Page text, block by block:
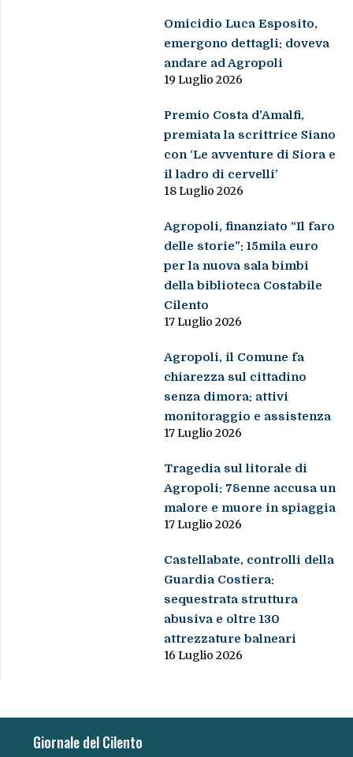
Omicidio Luca Esposito,
emergono dettagli: doveva
andare ad Agropoli
19 Luglio 2026
Premio Costa d’Amalfi,
premiata la scrittrice Siano
con ‘Le avventure di Siora e
il ladro di cervelli’
18 Luglio 2026
Agropoli, finanziato “Il faro
delle storie”: 15mila euro
per la nuova sala bimbi
della biblioteca Costabile
Cilento
17 Luglio 2026
Agropoli, il Comune fa
chiarezza sul cittadino
senza dimora: attivi
monitoraggio e assistenza
17 Luglio 2026
Tragedia sul litorale di
Agropoli: 78enne accusa un
malore e muore in spiaggia
17 Luglio 2026
Castellabate, controlli della
Guardia Costiera:
sequestrata struttura
abusiva e oltre 130
attrezzature balneari
16 Luglio 2026
Giornale del Cilento